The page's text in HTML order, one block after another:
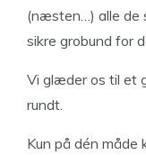
(næsten…) alle de
sikre grobund for
Vi glæder os til et
rundt.
Kun på dén måde